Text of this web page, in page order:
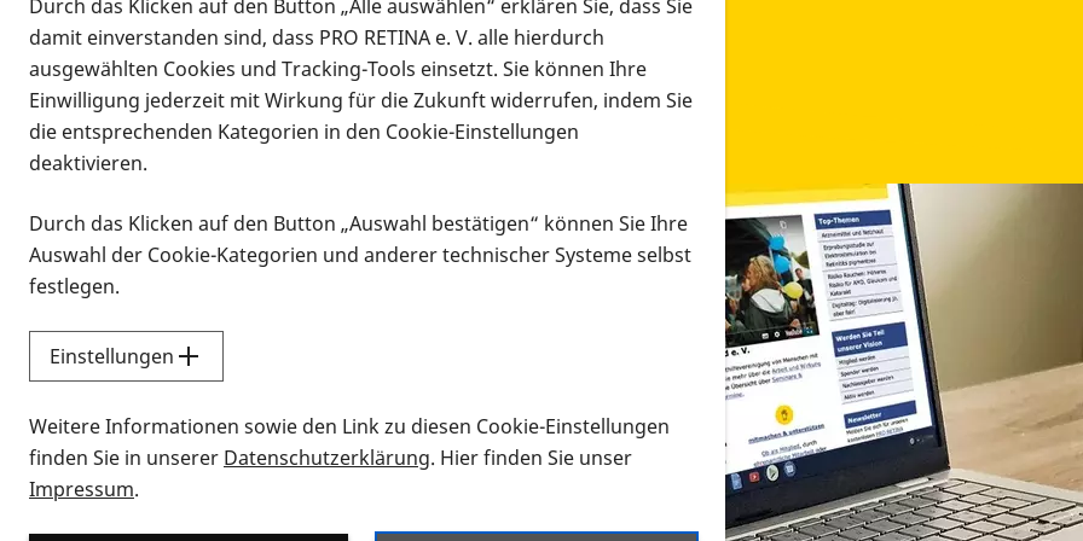
Infomaterial
Infomaterial
Vorlesen
Alle Infomaterialien in verschiedenen Formaten an
Sie möchten wissen, wie Sie nach Infonmaterial suchen und dieses bestellen bzw. herunterladen
Durch das Klicken auf den Button „Alle auswählen“ erklären Sie, dass Sie
damit einverstanden sind, dass PRO RETINA e. V. alle hierdurch
ausgewählten Cookies und Tracking-Tools einsetzt. Sie können Ihre
Einwilligung jederzeit mit Wirkung für die Zukunft widerrufen, indem Sie
die entsprechenden Kategorien in den Cookie-Einstellungen
deaktivieren.
Durch das Klicken auf den Button „Auswahl bestätigen“ können Sie Ihre
Auswahl der Cookie-Kategorien und anderer technischer Systeme selbst
festlegen.
Einstellungen
Weitere Informationen sowie den Link zu diesen Cookie-Einstellungen
finden Sie in unserer Datenschutzerklärung. Hier finden Sie unser
Impressum.